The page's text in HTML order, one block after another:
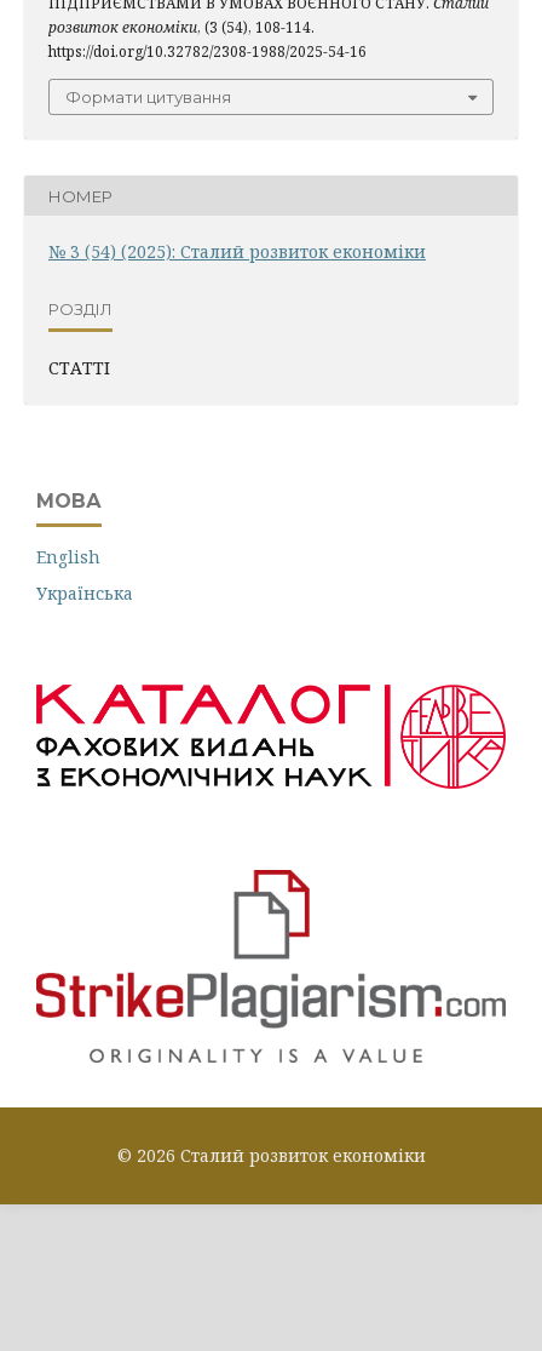
розвиток економіки, (3 (54), 108-114.
https://doi.org/10.32782/2308-1988/2025-54-16
Формати цитування
НОМЕР
№ 3 (54) (2025): Сталий розвиток економіки
РОЗДІЛ
СТАТТІ
МОВА
English
Українська
© 2026 Сталий розвиток економіки